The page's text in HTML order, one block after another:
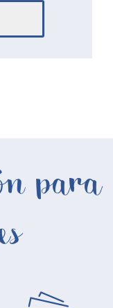
para